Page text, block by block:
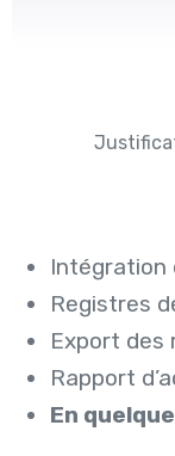
Intégration
Registres
Export des
Rapport
En